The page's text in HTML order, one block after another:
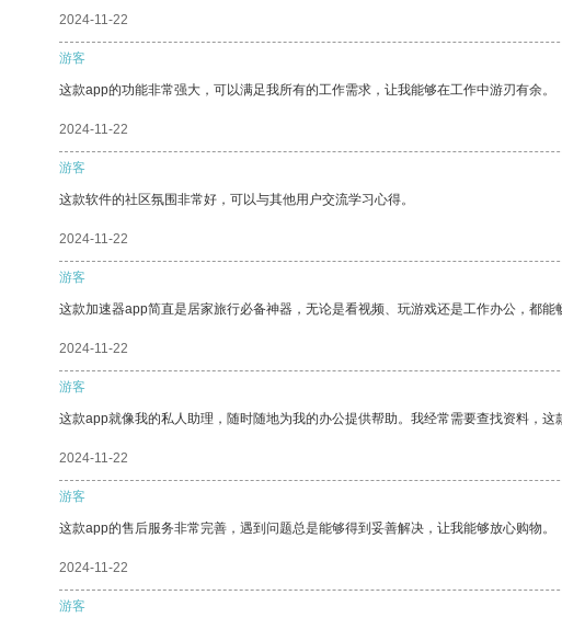
2024-11-22
游客
这款app的功能非常强大，可以满足我所有的工作需求，让我能够在工作中游刃有余。
2024-11-22
游客
这款软件的社区氛围非常好，可以与其他用户交流学习心得。
2024-11-22
游客
这款加速器app简直是居家旅行必备神器，无论是看视频、玩游戏还是工作办公，都能
2024-11-22
游客
这款app就像我的私人助理，随时随地为我的办公提供帮助。我经常需要查找资料，这
2024-11-22
游客
这款app的售后服务非常完善，遇到问题总是能够得到妥善解决，让我能够放心购物。
2024-11-22
游客